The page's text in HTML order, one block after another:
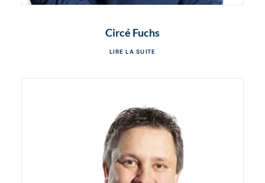
Circé Fuchs
LIRE LA SUITE